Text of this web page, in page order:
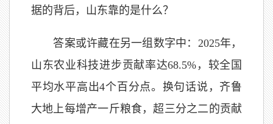
据的背后，山东靠的是什么？
答案或许藏在另一组数字中：2025年，
山东农业科技进步贡献率达68.5%，较全国
平均水平高出4个百分点。换句话说，齐鲁
大地上每增产一斤粮食，超三分之二的贡献